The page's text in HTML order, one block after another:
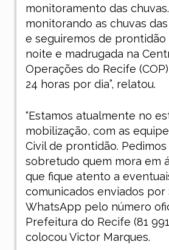
monitoramento das chuvas.
monitorando as chuvas
e seguiremos de
noite e madrugada na
Operações do Recife
24 horas por dia”, relatou.
“Estamos atualmente no
mobilização, com as
Civil de prontidão. Pedimos
sobretudo quem mora em
que fique atento a
comunicados enviados por
WhatsApp pelo número
Prefeitura do Recife (81
colocou Victor Marques.